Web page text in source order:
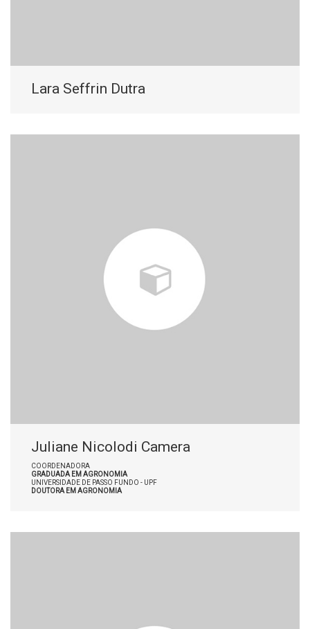
Lara Seffrin Dutra
Juliane Nicolodi Camera
COORDENADORA
GRADUADA EM AGRONOMIA
UNIVERSIDADE DE PASSO FUNDO - UPF
DOUTORA EM AGRONOMIA